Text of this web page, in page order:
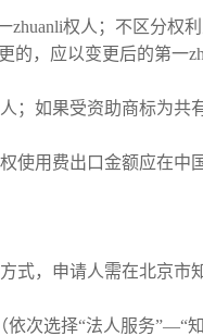
zhuanli权人；不区分权
的，应以变更后的第一
；如果受资助商标为共
使用费出口金额应在中
式，申请人需在北京市
依次选择“法人服务